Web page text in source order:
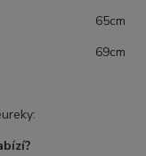
65cm
69cm